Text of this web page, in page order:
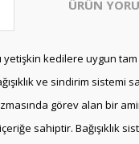
ÜRÜN
yetişkin kedilere uygun
ve sindirim sistemi
görev alan bir
sahiptir. Bağışıklık